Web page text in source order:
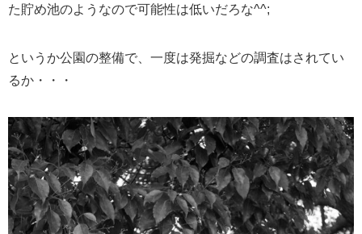
た貯め池のようなので可能性は低いだろな^^;
というか公園の整備で、一度は発掘などの調査はされてい
るか・・・